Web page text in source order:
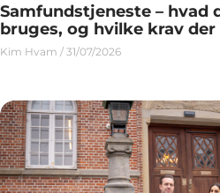
Samfundstjeneste – hvad
bruges, og hvilke krav der
Kim Hvam 31/07/2026